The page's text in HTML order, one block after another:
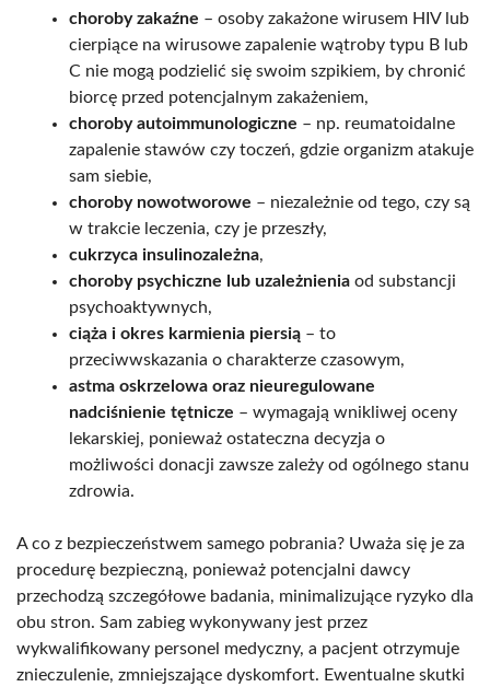
choroby zakaźne – osoby zakażone wirusem HIV lub
cierpiące na wirusowe zapalenie wątroby typu B lub
C nie mogą podzielić się swoim szpikiem, by chronić
biorcę przed potencjalnym zakażeniem,
choroby autoimmunologiczne – np. reumatoidalne
zapalenie stawów czy toczeń, gdzie organizm atakuje
sam siebie,
choroby nowotworowe – niezależnie od tego, czy są
w trakcie leczenia, czy je przeszły,
cukrzyca insulinozależna,
choroby psychiczne lub uzależnienia od substancji
psychoaktywnych,
ciąża i okres karmienia piersią – to
przeciwwskazania o charakterze czasowym,
astma oskrzelowa oraz nieuregulowane
nadciśnienie tętnicze – wymagają wnikliwej oceny
lekarskiej, ponieważ ostateczna decyzja o
możliwości donacji zawsze zależy od ogólnego stanu
zdrowia.
A co z bezpieczeństwem samego pobrania? Uważa się je za
procedurę bezpieczną, ponieważ potencjalni dawcy
przechodzą szczegółowe badania, minimalizujące ryzyko dla
obu stron. Sam zabieg wykonywany jest przez
wykwalifikowany personel medyczny, a pacjent otrzymuje
znieczulenie, zmniejszające dyskomfort. Ewentualne skutki